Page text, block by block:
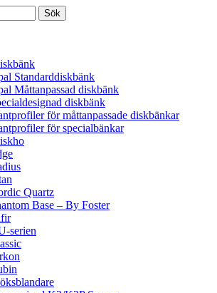
Sök
Standarddiskbänk
Måttanpassad diskbänk
diskbänk
för måttanpassade diskbänkar
för specialbänkar
Quartz
Base – By Foster
serien